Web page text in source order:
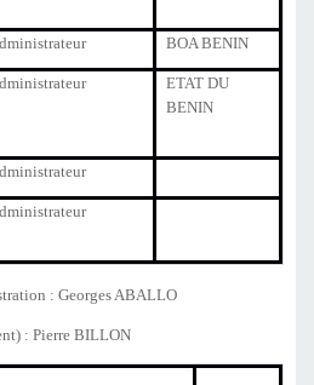
BOA BENIN
ETAT DU
BENIN
: Georges ABALLO
: Pierre BILLON